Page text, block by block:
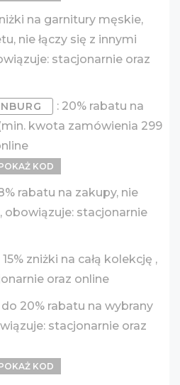
na garnitury męskie,
nie łączy się z innymi
stacjonarnie oraz
: 20% rabatu na
kwota zamówienia 299
KOD
rabatu na zakupy, nie
obowiązuje: stacjonarnie
15% zniżki na całą kolekcję ,
oraz online
do 20% rabatu na wybrany
stacjonarnie oraz
KOD